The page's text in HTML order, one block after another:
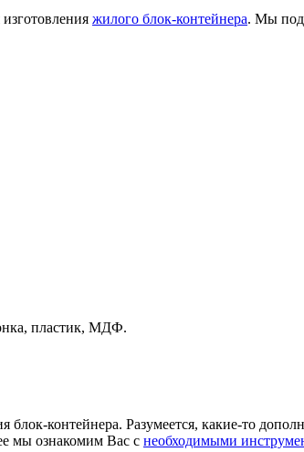
жилого блок-контейнера. Мы
пластик, МДФ.
контейнера. Разумеется, какие-то
мы ознакомим Вас с необходимыми